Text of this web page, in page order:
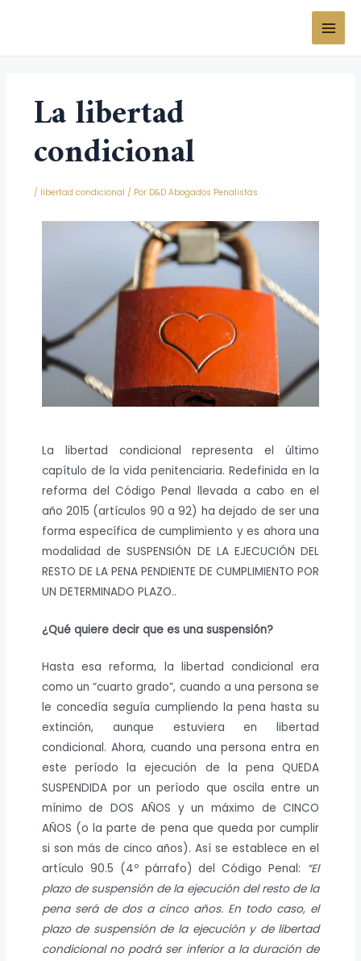
La libertad
condicional
/ libertad condicional / Por D&D Abogados Penalistas
La libertad condicional representa el último
capítulo de la vida penitenciaria. Redefinida en la
reforma del Código Penal llevada a cabo en el
año 2015 (artículos 90 a 92) ha dejado de ser una
forma específica de cumplimiento y es ahora una
modalidad de SUSPENSIÓN DE LA EJECUCIÓN DEL
RESTO DE LA PENA PENDIENTE DE CUMPLIMIENTO POR
UN DETERMINADO PLAZO..
¿Qué quiere decir que es una suspensión?
Hasta esa reforma, la libertad condicional era
como un “cuarto grado”, cuando a una persona se
le concedía seguía cumpliendo la pena hasta su
extinción, aunque estuviera en libertad
condicional. Ahora, cuando una persona entra en
este período la ejecución de la pena QUEDA
SUSPENDIDA por un período que oscila entre un
mínimo de DOS AÑOS y un máximo de CINCO
AÑOS (o la parte de pena que queda por cumplir
si son más de cinco años). Así se establece en el
artículo 90.5 (4º párrafo) del Código Penal: “El
plazo de suspensión de la ejecución del resto de la
pena será de dos a cinco años. En todo caso, el
plazo de suspensión de la ejecución y de libertad
condicional no podrá ser inferior a la duración de
entradas